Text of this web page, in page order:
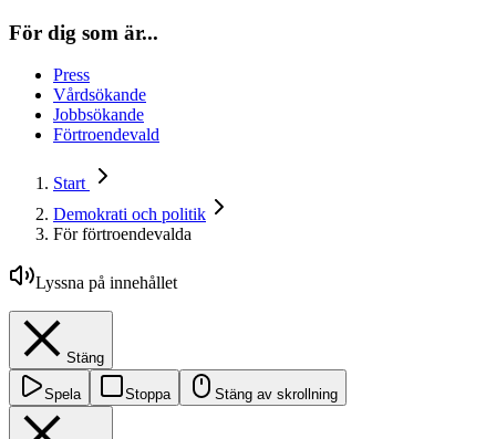
För dig som är...
Press
Vårdsökande
Jobbsökande
Förtroendevald
Start
Demokrati och politik
För förtroendevalda
Lyssna på innehållet
Stäng
Spela Stoppa Stäng av skrollning